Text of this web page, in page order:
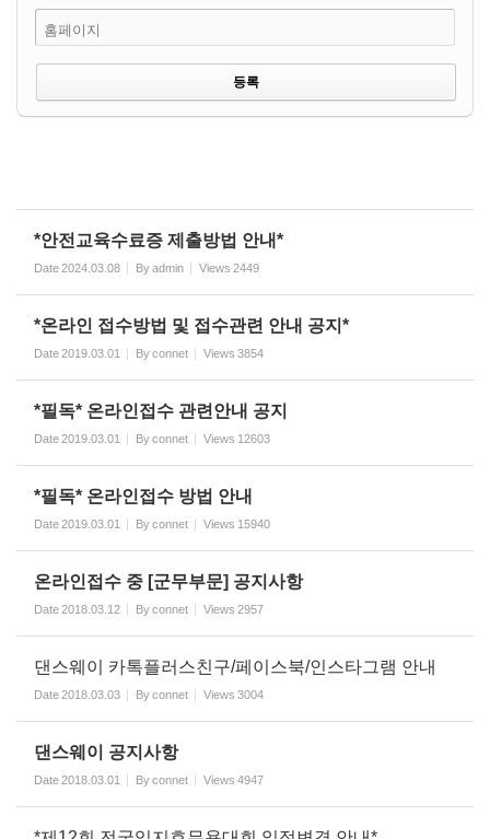
홈페이지
*안전교육수료증 제출방법 안내*
Date2024.03.08 Byadmin Views 2449
*온라인 접수방법 및 접수관련 안내 공지*
Date2019.03.01 Byconnet Views 3854
*필독* 온라인접수 관련안내 공지
Date2019.03.01 Byconnet Views 12603
*필독* 온라인접수 방법 안내
Date2019.03.01 Byconnet Views 15940
온라인접수 중 [군무부문] 공지사항
Date2018.03.12 Byconnet Views 2957
댄스웨이 카톡플러스친구/페이스북/인스타그램 안내
Date2018.03.03 Byconnet Views 3004
댄스웨이 공지사항
Date2018.03.01 Byconnet Views 4947